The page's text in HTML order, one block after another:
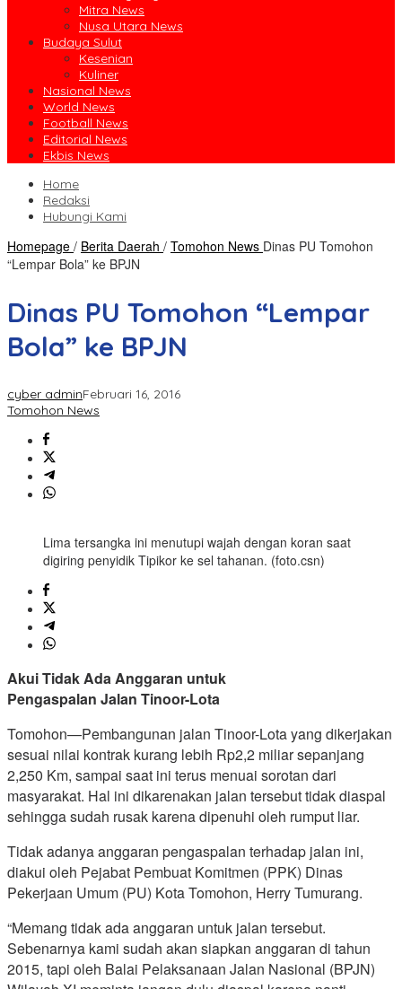
Mitra News
Nusa Utara News
Budaya Sulut
Kesenian
Kuliner
Nasional News
World News
Football News
Editorial News
Ekbis News
Home
Redaksi
Hubungi Kami
Homepage / Berita Daerah / Tomohon News Dinas PU Tomohon
“Lempar Bola” ke BPJN
Dinas PU Tomohon “Lempar
Bola” ke BPJN
cyber adminFebruari 16, 2016
Tomohon News
Lima tersangka ini menutupi wajah dengan koran saat
digiring penyidik Tipikor ke sel tahanan. (foto.csn)
Akui Tidak Ada Anggaran untuk
Pengaspalan Jalan Tinoor-Lota
Tomohon—Pembangunan jalan Tinoor-Lota yang dikerjakan
sesuai nilai kontrak kurang lebih Rp2,2 miliar sepanjang
2,250 Km, sampai saat ini terus menuai sorotan dari
masyarakat. Hal ini dikarenakan jalan tersebut tidak diaspal
sehingga sudah rusak karena dipenuhi oleh rumput liar.
Tidak adanya anggaran pengaspalan terhadap jalan ini,
diakui oleh Pejabat Pembuat Komitmen (PPK) Dinas
Pekerjaan Umum (PU) Kota Tomohon, Herry Tumurang.
“Memang tidak ada anggaran untuk jalan tersebut.
Sebenarnya kami sudah akan siapkan anggaran di tahun
2015, tapi oleh Balai Pelaksanaan Jalan Nasional (BPJN)